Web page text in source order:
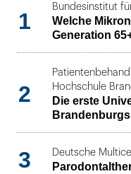
1
Bundesinstitut
Welche
Generation
2
Hochschule
Die erste
3 Deutsche